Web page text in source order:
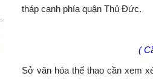
tháp canh phía quận Thủ Đức.
(
Sở văn hóa thể thao cần xem